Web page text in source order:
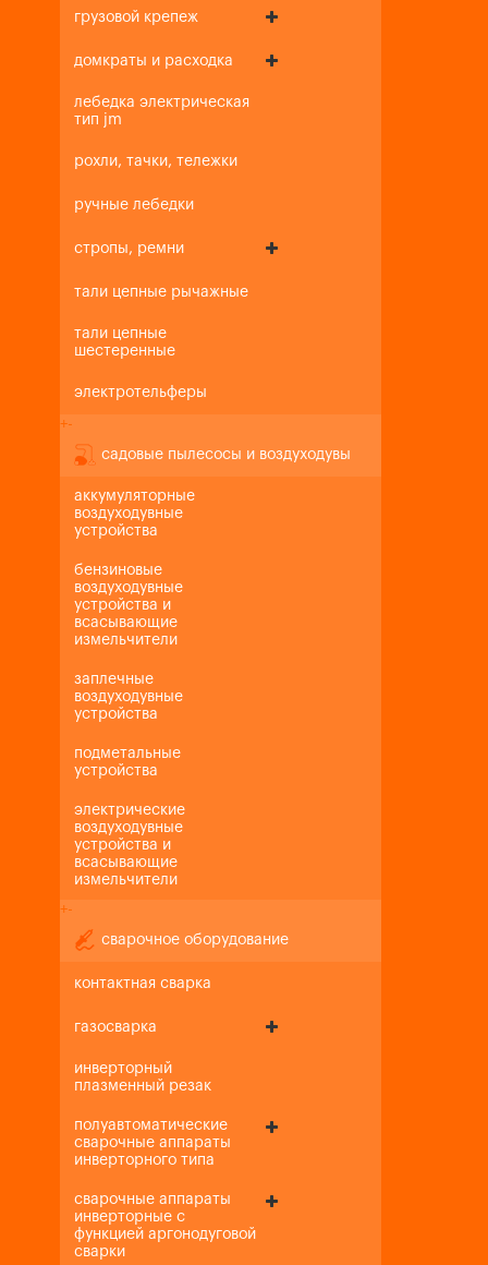
грузовой крепеж
домкраты и расходка
лебедка электрическая
тип jm
рохли, тачки, тележки
ручные лебедки
стропы, ремни
тали цепные рычажные
тали цепные
шестеренные
электротельферы
+-
садовые пылесосы и воздуходувы
аккумуляторные
воздуходувные
устройства
бензиновые
воздуходувные
устройства и
всасывающие
измельчители
заплечные
воздуходувные
устройства
подметальные
устройства
электрические
воздуходувные
устройства и
всасывающие
измельчители
+-
сварочное оборудование
контактная сварка
газосварка
инверторный
плазменный резак
полуавтоматические
сварочные аппараты
инверторного типа
сварочные аппараты
инверторные с
функцией аргонодуговой
сварки